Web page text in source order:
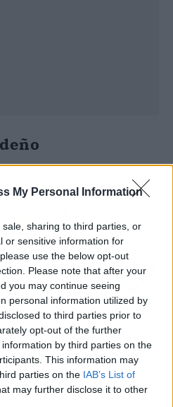
My Personal Information
sharing to third parties, or
or sensitive information for
use the below opt-out
Please note that after your
you may continue seeing
personal information utilized by
to third parties prior to
opt-out of the further
by third parties on the
This information may
parties on the IAB’s List of
may further disclose it to other
o para su distribución
es un elemento